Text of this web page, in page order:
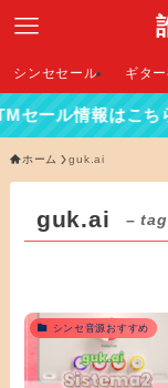
シンセセール ギタ
ル情報はこちらか
ホーム guk.ai
guk.ai –
シンセ音源おすすめ